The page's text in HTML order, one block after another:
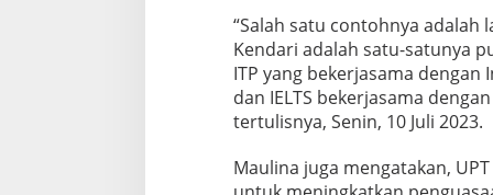
T
P
u
n
t
k
S
“Salah satu contohnya adalah
Kendari adalah satu-satunya
ITP yang bekerjasama
dan IELTS bekerjasama
tertulisnya, Senin, 10 Juli 2023.
Maulina juga mengatakan,